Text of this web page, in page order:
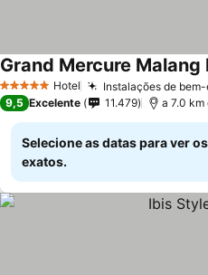
5 Estrelas Hotel Instalações de
Grand Mercure Malang
9,5 Excelente 11.479 a 7.0 km
Selecione as datas para ver
exatos.